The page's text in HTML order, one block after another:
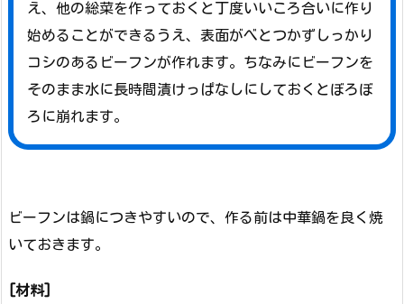
え、他の総菜を作っておくと丁度いいころ合いに作り
始めることができるうえ、表面がべとつかずしっかり
コシのあるビーフンが作れます。ちなみにビーフンを
そのまま水に長時間漬けっぱなしにしておくとぼろぼ
ろに崩れます。
ビーフンは鍋につきやすいので、作る前は中華鍋を良く焼
いておきます。
[材料]